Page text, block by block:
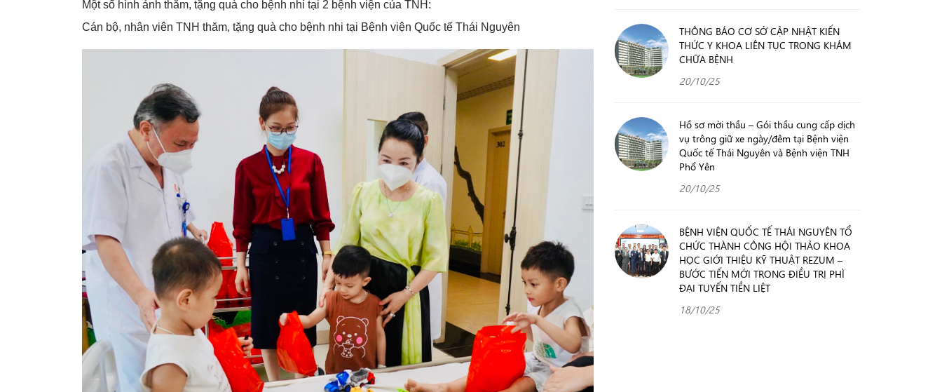
Một số hình ảnh thăm, tặng quà cho bệnh nhi tại 2 bệnh viện của TNH:
Cán bộ, nhân viên TNH thăm, tặng quà cho bệnh nhi tại Bệnh viện Quốc tế Thái Nguyên
THÔNG BÁO CƠ SỞ CẬP NHẬT KIẾN
THỨC Y KHOA LIÊN TỤC TRONG KHÁM
CHỮA BỆNH
20/10/25
Hồ sơ mời thầu – Gói thầu cung cấp dịch
vụ trông giữ xe ngày/đêm tại Bệnh viện
Quốc tế Thái Nguyên và Bệnh viện TNH
Phổ Yên
20/10/25
BỆNH VIỆN QUỐC TẾ THÁI NGUYÊN TỔ
CHỨC THÀNH CÔNG HỘI THẢO KHOA
HỌC GIỚI THIỆU KỸ THUẬT REZUM –
BƯỚC TIẾN MỚI TRONG ĐIỀU TRỊ PHÌ
ĐẠI TUYẾN TIỀN LIỆT
18/10/25